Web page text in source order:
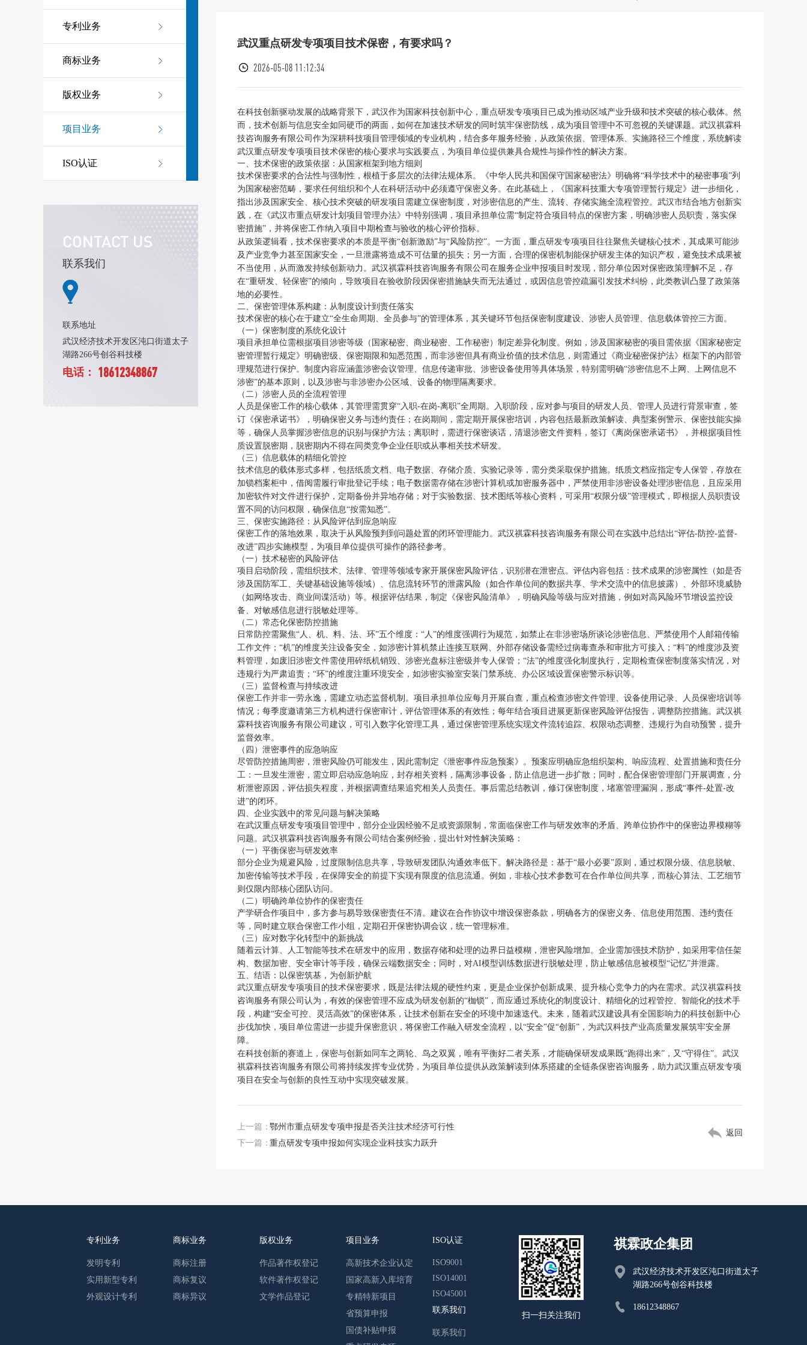
专利业务
商标业务
版权业务
项目业务
ISO认证
CONTACT US
联系我们
联系地址
武汉经济技术开发区沌口街道太子
湖路266号创谷科技楼
电话： 18612348867
武汉重点研发专项项目技术保密，有要求吗？
2026-05-08 11:12:34
在科技创新驱动发展的战略背景下，武汉作为国家科技创新中心，重点研发专项项目已成为推动区域产业升级和技术突破的核心载体。然
而，技术创新与信息安全如同硬币的两面，如何在加速技术研发的同时筑牢保密防线，成为项目管理中不可忽视的关键课题。武汉祺霖科
技咨询服务有限公司作为深耕科技项目管理领域的专业机构，结合多年服务经验，从政策依据、管理体系、实施路径三个维度，系统解读
武汉重点研发专项项目技术保密的核心要求与实践要点，为项目单位提供兼具合规性与操作性的解决方案。
一、技术保密的政策依据：从国家框架到地方细则
技术保密要求的合法性与强制性，根植于多层次的法律法规体系。《中华人民共和国保守国家秘密法》明确将“科学技术中的秘密事项”列
为国家秘密范畴，要求任何组织和个人在科研活动中必须遵守保密义务。在此基础上，《国家科技重大专项管理暂行规定》进一步细化，
指出涉及国家安全、核心技术突破的研发项目需建立保密制度，对涉密信息的产生、流转、存储实施全流程管控。武汉市结合地方创新实
践，在《武汉市重点研发计划项目管理办法》中特别强调，项目承担单位需“制定符合项目特点的保密方案，明确涉密人员职责，落实保
密措施”，并将保密工作纳入项目中期检查与验收的核心评价指标。
从政策逻辑看，技术保密要求的本质是平衡“创新激励”与“风险防控”。一方面，重点研发专项项目往往聚焦关键核心技术，其成果可能涉
及产业竞争力甚至国家安全，一旦泄露将造成不可估量的损失；另一方面，合理的保密机制能保护研发主体的知识产权，避免技术成果被
不当使用，从而激发持续创新动力。武汉祺霖科技咨询服务有限公司在服务企业申报项目时发现，部分单位因对保密政策理解不足，存
在“重研发、轻保密”的倾向，导致项目在验收阶段因保密措施缺失而无法通过，或因信息管控疏漏引发技术纠纷，此类教训凸显了政策落
地的必要性。
二、保密管理体系构建：从制度设计到责任落实
技术保密的核心在于建立“全生命周期、全员参与”的管理体系，其关键环节包括保密制度建设、涉密人员管理、信息载体管控三方面。
（一）保密制度的系统化设计
项目承担单位需根据项目涉密等级（国家秘密、商业秘密、工作秘密）制定差异化制度。例如，涉及国家秘密的项目需依据《国家秘密定
密管理暂行规定》明确密级、保密期限和知悉范围，而非涉密但具有商业价值的技术信息，则需通过《商业秘密保护法》框架下的内部管
理规范进行保护。制度内容应涵盖涉密会议管理、信息传递审批、涉密设备使用等具体场景，特别需明确“涉密信息不上网、上网信息不
涉密”的基本原则，以及涉密与非涉密办公区域、设备的物理隔离要求。
（二）涉密人员的全流程管理
人员是保密工作的核心载体，其管理需贯穿“入职-在岗-离职”全周期。入职阶段，应对参与项目的研发人员、管理人员进行背景审查，签
订《保密承诺书》，明确保密义务与违约责任；在岗期间，需定期开展保密培训，内容包括最新政策解读、典型案例警示、保密技能实操
等，确保人员掌握涉密信息的识别与保护方法；离职时，需进行保密谈话，清退涉密文件资料，签订《离岗保密承诺书》，并根据项目性
质设置脱密期，脱密期内不得在同类竞争企业任职或从事相关技术研发。
（三）信息载体的精细化管控
技术信息的载体形式多样，包括纸质文档、电子数据、存储介质、实验记录等，需分类采取保护措施。纸质文档应指定专人保管，存放在
加锁档案柜中，借阅需履行审批登记手续；电子数据需存储在涉密计算机或加密服务器中，严禁使用非涉密设备处理涉密信息，且应采用
加密软件对文件进行保护，定期备份并异地存储；对于实验数据、技术图纸等核心资料，可采用“权限分级”管理模式，即根据人员职责设
置不同的访问权限，确保信息“按需知悉”。
三、保密实施路径：从风险评估到应急响应
保密工作的落地效果，取决于从风险预判到问题处置的闭环管理能力。武汉祺霖科技咨询服务有限公司在实践中总结出“评估-防控-监督-
改进”四步实施模型，为项目单位提供可操作的路径参考。
（一）技术秘密的风险评估
项目启动阶段，需组织技术、法律、管理等领域专家开展保密风险评估，识别潜在泄密点。评估内容包括：技术成果的涉密属性（如是否
涉及国防军工、关键基础设施等领域）、信息流转环节的泄露风险（如合作单位间的数据共享、学术交流中的信息披露）、外部环境威胁
（如网络攻击、商业间谍活动）等。根据评估结果，制定《保密风险清单》，明确风险等级与应对措施，例如对高风险环节增设监控设
备、对敏感信息进行脱敏处理等。
（二）常态化保密防控措施
日常防控需聚焦“人、机、料、法、环”五个维度：“人”的维度强调行为规范，如禁止在非涉密场所谈论涉密信息、严禁使用个人邮箱传输
工作文件；“机”的维度关注设备安全，如涉密计算机禁止连接互联网、外部存储设备需经过病毒查杀和审批方可接入；“料”的维度涉及资
料管理，如废旧涉密文件需使用碎纸机销毁、涉密光盘标注密级并专人保管；“法”的维度强化制度执行，定期检查保密制度落实情况，对
违规行为严肃追责；“环”的维度注重环境安全，如涉密实验室安装门禁系统、办公区域设置保密警示标识等。
（三）监督检查与持续改进
保密工作并非一劳永逸，需建立动态监督机制。项目承担单位应每月开展自查，重点检查涉密文件管理、设备使用记录、人员保密培训等
情况；每季度邀请第三方机构进行保密审计，评估管理体系的有效性；每年结合项目进展更新保密风险评估报告，调整防控措施。武汉祺
霖科技咨询服务有限公司建议，可引入数字化管理工具，通过保密管理系统实现文件流转追踪、权限动态调整、违规行为自动预警，提升
监督效率。
（四）泄密事件的应急响应
尽管防控措施周密，泄密风险仍可能发生，因此需制定《泄密事件应急预案》。预案应明确应急组织架构、响应流程、处置措施和责任分
工：一旦发生泄密，需立即启动应急响应，封存相关资料，隔离涉事设备，防止信息进一步扩散；同时，配合保密管理部门开展调查，分
析泄密原因，评估损失程度，并根据调查结果追究相关人员责任。事后需总结教训，修订保密制度，堵塞管理漏洞，形成“事件-处置-改
进”的闭环。
四、企业实践中的常见问题与解决策略
在武汉重点研发专项项目管理中，部分企业因经验不足或资源限制，常面临保密工作与研发效率的矛盾、跨单位协作中的保密边界模糊等
问题。武汉祺霖科技咨询服务有限公司结合案例经验，提出针对性解决策略：
（一）平衡保密与研发效率
部分企业为规避风险，过度限制信息共享，导致研发团队沟通效率低下。解决路径是：基于“最小必要”原则，通过权限分级、信息脱敏、
加密传输等技术手段，在保障安全的前提下实现有限度的信息流通。例如，非核心技术参数可在合作单位间共享，而核心算法、工艺细节
则仅限内部核心团队访问。
（二）明确跨单位协作的保密责任
产学研合作项目中，多方参与易导致保密责任不清。建议在合作协议中增设保密条款，明确各方的保密义务、信息使用范围、违约责任
等，同时建立联合保密工作小组，定期召开保密协调会议，统一管理标准。
（三）应对数字化转型中的新挑战
随着云计算、人工智能等技术在研发中的应用，数据存储和处理的边界日益模糊，泄密风险增加。企业需加强技术防护，如采用零信任架
构、数据加密、安全审计等手段，确保云端数据安全；同时，对AI模型训练数据进行脱敏处理，防止敏感信息被模型“记忆”并泄露。
五、结语：以保密筑基，为创新护航
武汉重点研发专项项目的技术保密要求，既是法律法规的硬性约束，更是企业保护创新成果、提升核心竞争力的内在需求。武汉祺霖科技
咨询服务有限公司认为，有效的保密管理不应成为研发创新的“枷锁”，而应通过系统化的制度设计、精细化的过程管控、智能化的技术手
段，构建“安全可控、灵活高效”的保密体系，让技术创新在安全的环境中加速迭代。未来，随着武汉建设具有全国影响力的科技创新中心
步伐加快，项目单位需进一步提升保密意识，将保密工作融入研发全流程，以“安全”促“创新”，为武汉科技产业高质量发展筑牢安全屏
障。
在科技创新的赛道上，保密与创新如同车之两轮、鸟之双翼，唯有平衡好二者关系，才能确保研发成果既“跑得出来”，又“守得住”。武汉
祺霖科技咨询服务有限公司将持续发挥专业优势，为项目单位提供从政策解读到体系搭建的全链条保密咨询服务，助力武汉重点研发专项
项目在安全与创新的良性互动中实现突破发展。
上一篇：鄂州市重点研发专项申报是否关注技术经济可行性
下一篇：重点研发专项申报如何实现企业科技实力跃升
返回
专利业务
发明专利
实用新型专利
外观设计专利
商标业务
商标注册
商标复议
商标异议
版权业务
作品著作权登记
软件著作权登记
文学作品登记
项目业务
高新技术企业认定
国家高新入库培育
专精特新项目
省预算申报
国债补贴申报
ISO认证
ISO9001
ISO14001
ISO45001
联系我们
联系我们
扫一扫关注我们
祺霖政企集团
武汉经济技术开发区沌口街道太子
湖路266号创谷科技楼
18612348867